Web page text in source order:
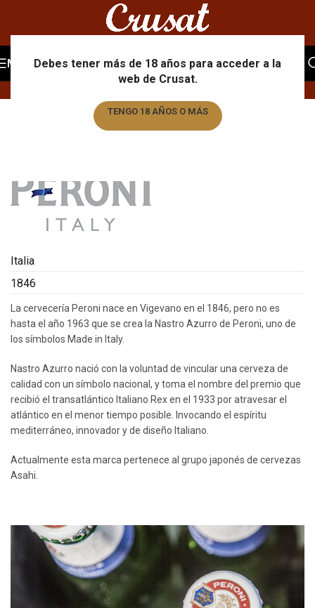
Debes tener más de 18 años para acceder a la
web de Crusat.
TENGO 18 AÑOS O MÁS
MENU Portfolio
Italia
1846
La cervecería Peroni nace en Vigevano en el 1846, pero no es
hasta el año 1963 que se crea la Nastro Azurro de Peroni, uno de
los símbolos Made in Italy.
Nastro Azurro nació con la voluntad de vincular una cerveza de
calidad con un símbolo nacional, y toma el nombre del premio que
recibió el transatlántico Italiano Rex en el 1933 por atravesar el
atlántico en el menor tiempo posible. Invocando el espíritu
mediterráneo, innovador y de diseño Italiano.
Actualmente esta marca pertenece al grupo japonés de cervezas
Asahi.